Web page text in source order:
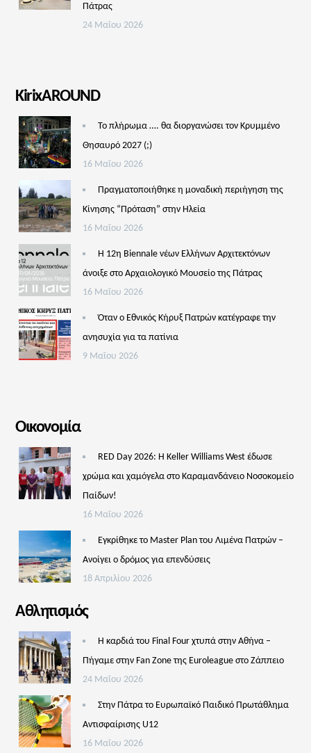
Πάτρας
24 Μαΐου 2026
KirixAROUND
Το πλήρωμα …. θα διοργανώσει τον Κρυμμένο
Θησαυρό 2027 (;)
16 Μαΐου 2026
Πραγματοποιήθηκε η μοναδική περιήγηση της
Κίνησης “Πρόταση” στην Ηλεία
16 Μαΐου 2026
Η 12η Biennale νέων Ελλήνων Αρχιτεκτόνων
άνοιξε στο Αρχαιολογικό Μουσείο της Πάτρας
16 Μαΐου 2026
Όταν ο Εθνικός Κήρυξ Πατρών κατέγραφε την
ανησυχία για τα πατίνια
9 Μαΐου 2026
Οικονομία
RED Day 2026: Η Keller Williams West έδωσε
χρώμα και χαμόγελα στο Καραμανδάνειο Νοσοκομείο
Παίδων!
16 Μαΐου 2026
Εγκρίθηκε το Master Plan του Λιμένα Πατρών –
Aνοίγει ο δρόμος για επενδύσεις
18 Απριλίου 2026
Αθλητισμός
Η καρδιά του Final Four χτυπά στην Αθήνα –
Πήγαμε στην Fan Zone της Euroleague στο Ζάππειο
24 Μαΐου 2026
Στην Πάτρα το Ευρωπαϊκό Παιδικό Πρωτάθλημα
Αντισφαίρισης U12
16 Μαΐου 2026